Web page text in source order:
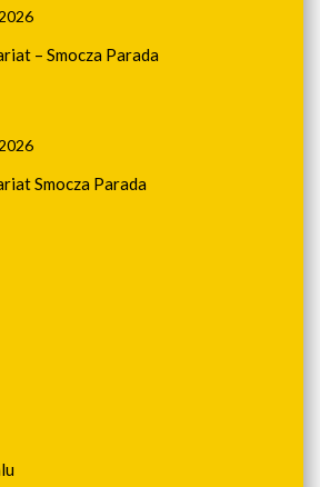
– Smocza Parada
Smocza Parada